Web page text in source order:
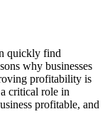
quickly find
why businesses
profitability is
critical role in
profitable, and